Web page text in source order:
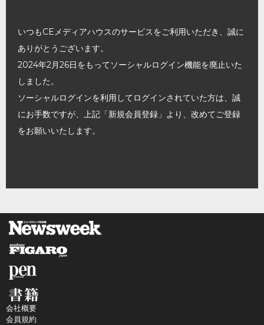
いつもCEメディアハウスのサービスをご利用いただき、誠に
ありがとうございます。
2024年2月26日をもってソーシャルログイン機能を廃止いた
しました。
ソーシャルログインを利用してログインされていた方は、誠
にお手数ですが、上記「新規会員登録」より、改めてご登録
をお願いいたします。
会社概要
会員規約